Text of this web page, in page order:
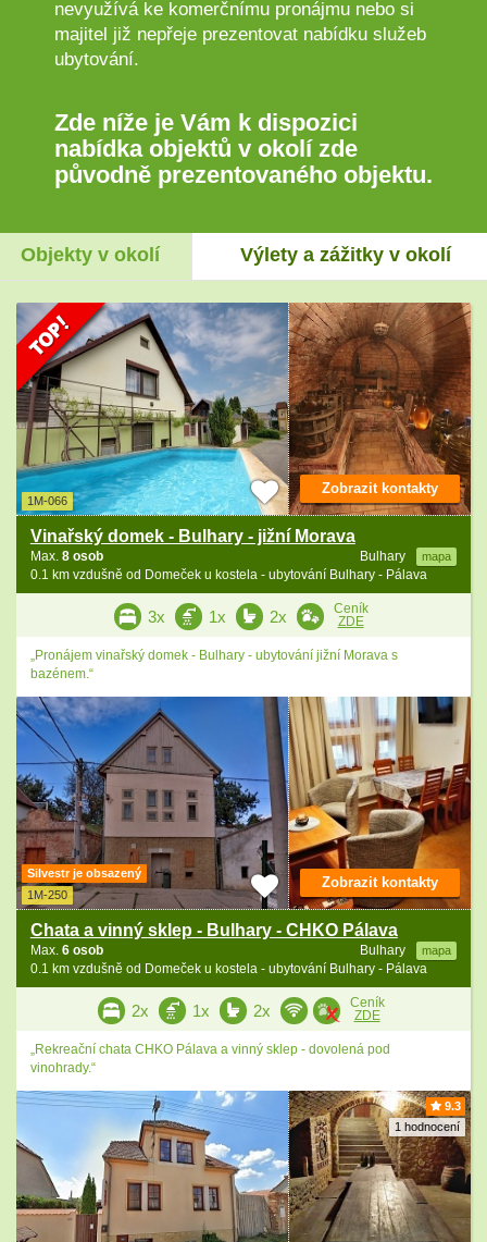
nevyužívá ke komerčnímu pronájmu nebo si
majitel již nepřeje prezentovat nabídku služeb
ubytování.
Zde níže je Vám k dispozici
nabídka objektů v okolí zde
původně prezentovaného objektu.
Objekty v okolí Výlety a zážitky v okolí
1M-066
Vinařský domek - Bulhary - jižní Morava
Bulhary mapa
Max. 8 osob
0.1 km vzdušně od Domeček u kostela - ubytování Bulhary - Pálava
Zobrazit kontakty
3x 1x 2x
Ceník
ZDE
„Pronájem vinařský domek - Bulhary - ubytování jižní Morava s
bazénem.“
Silvestr je obsazený
1M-250
Chata a vinný sklep - Bulhary - CHKO Pálava
Bulhary mapa
Max. 6 osob
0.1 km vzdušně od Domeček u kostela - ubytování Bulhary - Pálava
Zobrazit kontakty
2x 1x 2x
Ceník
ZDE
„Rekreační chata CHKO Pálava a vinný sklep - dovolená pod
vinohrady.“
9.3
1 hodnocení